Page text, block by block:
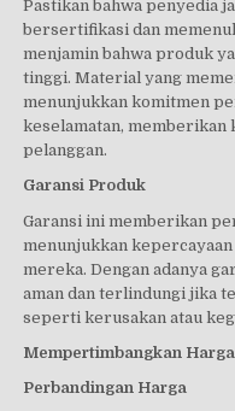
Pastikan bahwa penyedia
bersertifikasi dan
menjamin bahwa produk
tinggi. Material yang
menunjukkan komitmen
keselamatan, memberikan
pelanggan.
Garansi Produk
Garansi ini memberikan
menunjukkan
mereka. Dengan adanya
aman dan terlindungi jika
seperti kerusakan atau
Mempertimbangkan
Perbandingan Harga